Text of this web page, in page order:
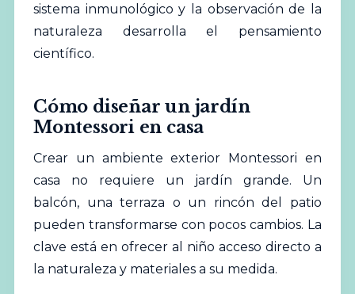
sistema inmunológico y la observación de la
naturaleza desarrolla el pensamiento
científico.
Cómo diseñar un jardín
Montessori en casa
Crear un ambiente exterior Montessori en
casa no requiere un jardín grande. Un
balcón, una terraza o un rincón del patio
pueden transformarse con pocos cambios. La
clave está en ofrecer al niño acceso directo a
la naturaleza y materiales a su medida.